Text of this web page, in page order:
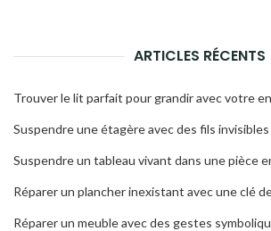
ARTICLES RÉCENTS
Trouver le lit parfait pour grandir avec votre
Suspendre une étagère avec des fils invisibles
Suspendre un tableau vivant dans une pièce
Réparer un plancher inexistant avec une clé
Réparer un meuble avec des gestes